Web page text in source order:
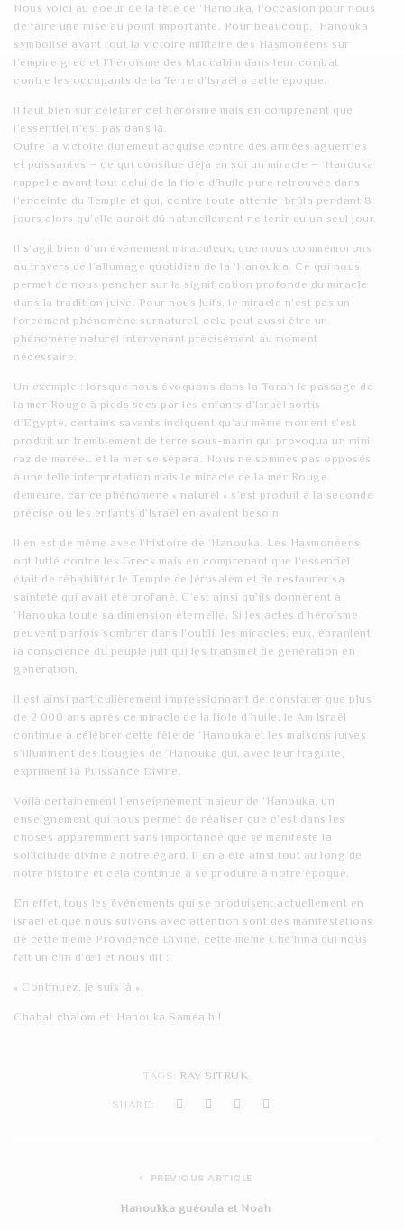
t
i
o
n
Nous voici au coeur de la fête de ‘Hanouka, l’occasion pour nous
de faire une mise au point importante. Pour beaucoup, ‘Hanouka
symbolise avant tout la victoire militaire des Hasmonéens sur
l’empire grec et l’héroïsme des Maccabim dans leur combat
contre les occupants de la Terre d’Israël à cette époque.
Il faut bien sûr célébrer cet héroïsme mais en comprenant que
l’essentiel n’est pas dans là.
Outre la victoire durement acquise contre des armées aguerries
et puissantes – ce qui consitue déjà en soi un miracle – ‘Hanouka
rappelle avant tout celui de la fiole d’huile pure retrouvée dans
l’enceinte du Temple et qui, contre toute attente, brûla pendant 8
jours alors qu’elle aurait dû naturellement ne tenir qu’un seul jour.
Il s’agit bien d’un événement miraculeux, que nous commémorons
au travers de l’allumage quotidien de la ‘Hanoukia. Ce qui nous
permet de nous pencher sur la signification profonde du miracle
dans la tradition juive. Pour nous Juifs, le miracle n’est pas un
forcément phénomène surnaturel, cela peut aussi être un
phénomène naturel intervenant précisément au moment
nécessaire.
Un exemple : lorsque nous évoquons dans la Torah le passage de
la mer Rouge à pieds secs par les enfants d’Israël sortis
d’Égypte, certains savants indiquent qu’au même moment s’est
produit un tremblement de terre sous-marin qui provoqua un mini
raz de marée… et la mer se sépara. Nous ne sommes pas opposés
à une telle interprétation mais le miracle de la mer Rouge
demeure, car ce phénomène « naturel » s’est produit à la seconde
précise où les enfants d’Israël en avaient besoin
Il en est de même avec l’histoire de ‘Hanouka. Les Hasmonéens
ont lutté contre les Grecs mais en comprenant que l’essentiel
était de réhabiliter le Temple de Jérusalem et de restaurer sa
sainteté qui avait été profané. C’est ainsi qu’ils donnèrent à
‘Hanouka toute sa dimension éternelle. Si les actes d’héroïsme
peuvent parfois sombrer dans l’oubli, les miracles, eux, ébranlent
la conscience du peuple juif qui les transmet de génération en
génération.
Il est ainsi particulièrement impressionnant de constater que plus
de 2 000 ans après ce miracle de la fiole d’huile, le Am Israël
continue à célébrer cette fête de ‘Hanouka et les maisons juives
s’illuminent des bougies de ‘Hanouka qui, avec leur fragilité,
expriment la Puissance Divine.
Voilà certainement l’enseignement majeur de ‘Hanouka, un
enseignement qui nous permet de réaliser que c’est dans les
choses apparemment sans importance que se manifeste la
sollicitude divine à notre égard. Il en a été ainsi tout au long de
notre histoire et cela continue à se produire à notre époque.
En effet, tous les événements qui se produisent actuellement en
Israël et que nous suivons avec attention sont des manifestations
de cette même Providence Divine, cette même Ché’hina qui nous
fait un clin d’œil et nous dit :
« Continuez, Je suis là ».
Chabat chalom et ‘Hanouka Saméa’h !
TAGS: RAV SITRUK
SHARE:
PREVIOUS ARTICLE
Hanoukka guéoula et Noah